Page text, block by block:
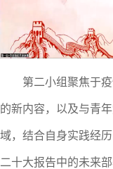
第二小组聚焦于
的新内容，以及与青
域，结合自身实践经
二十大报告中的未来